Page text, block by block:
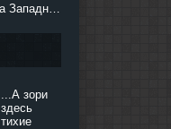
На Западном фронте без перемен (2022)
...А зори
здесь
тихие